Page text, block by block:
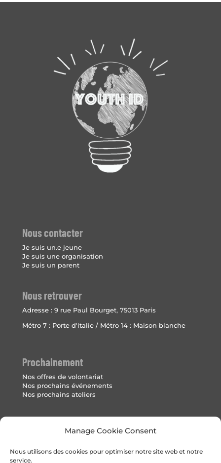
Manage Cookie Consent
Nous utilisons des cookies pour optimiser notre site web et notre
service.
Nous contacter
Je suis un.e jeune
Je suis une organisation
Je suis un parent
Nous retrouver
Adresse : 9 rue Paul Bourget, 75013 Paris
Métro 7 : Porte d'italie / Métro 14 : Maison blanche
Prochainement
Nos offres de volontariat
Nos prochains événements
Nos prochains ateliers
Politique de cookies (UE)